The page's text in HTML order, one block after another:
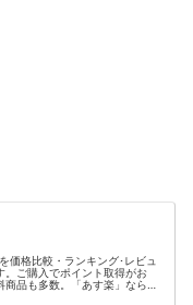
価格比較・ランキング･レビュ
。ご購入でポイント取得がお
品も多数。「あす楽」なら翌